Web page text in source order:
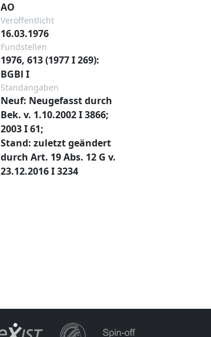
AO
Veröffentlicht
16.03.1976
Fundstellen
1976, 613 (1977 I 269):
BGBl I
Standangaben
Neuf: Neugefasst durch
Bek. v. 1.10.2002 I 3866;
2003 I 61;
Stand: zuletzt geändert
durch Art. 19 Abs. 12 G v.
23.12.2016 I 3234